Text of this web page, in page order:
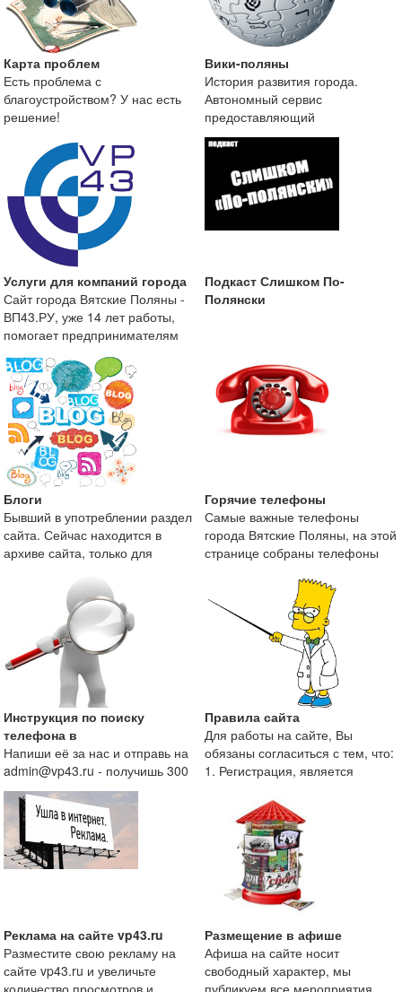
Карта проблем
Есть проблема с
благоустройством? У нас есть
решение!
Вики-поляны
История развития города.
Автономный сервис
предоставляющий
краеведческую информацию о
городе Вятские
Услуги для компаний города
Сайт города Вятские Поляны -
ВП43.РУ, уже 14 лет работы,
помогает предпринимателям
Подкаст Слишком По-
Полянски
Блоги
Бывший в употреблении раздел
сайта. Сейчас находится в
архиве сайта, только для
Горячие телефоны
Самые важные телефоны
города Вятские Поляны, на этой
странице собраны телефоны
Инструкция по поиску
телефона в
Напиши её за нас и отправь на
admin@vp43.ru - получишь 300
рублей.
Правила сайта
Для работы на сайте, Вы
обязаны согласиться с тем, что:
1. Регистрация, является
Реклама на сайте vp43.ru
Разместите свою рекламу на
сайте vp43.ru и увеличьте
количество просмотров и
Размещение в афише
Афиша на сайте носит
свободный характер, мы
публикуем все мероприятия